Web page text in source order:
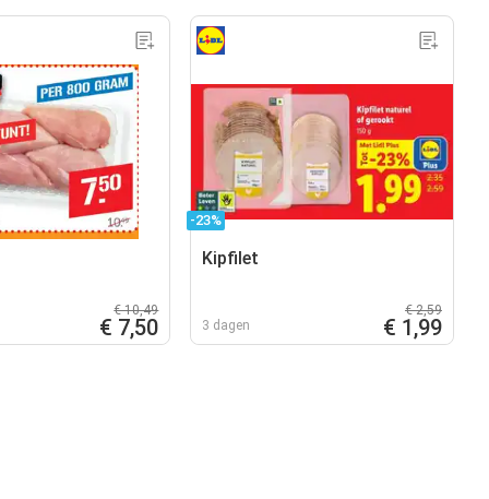
€ 10,49
€ 7,50
-23%
Kipfilet
3 dagen
€ 2,59
€ 1,99